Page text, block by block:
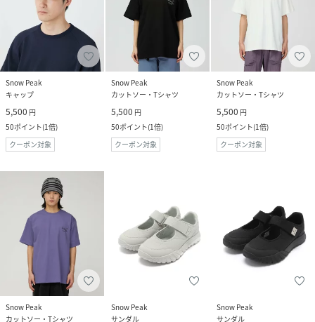
Snow Peak
キャップ
5,500 円
50ポイント(1倍)
クーポン対象
Snow Peak
カットソー・Tシャツ
5,500 円
50ポイント(1倍)
クーポン対象
Snow Peak
カットソー・Tシャツ
5,500 円
50ポイント(1倍)
クーポン対象
Snow Peak
カットソー・Tシャツ
Snow Peak
サンダル
Snow Peak
サンダル